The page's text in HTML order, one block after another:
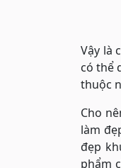
Vậy là
có thể
thuộc
Cho
làm
đẹp
phẩm